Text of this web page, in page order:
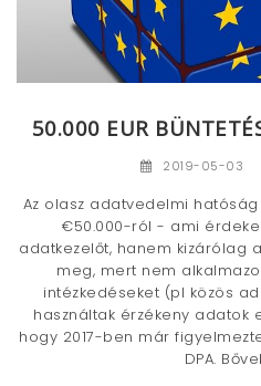
50.000 EUR
2019-05-03
Az olasz adatvedelmi
€50.000-ról - ami
adatkezelőt, hanem kizárólag
meg, mert nem
intézkedéseket (pl közös
használtak érzékeny adatok
hogy 2017-ben már
DPA.